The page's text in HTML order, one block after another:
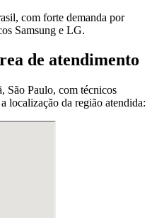
com forte demanda por
Samsung e LG.
de atendimento
, São Paulo, com técnicos
localização da região atendida: